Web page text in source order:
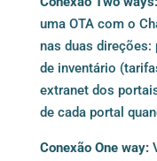
uma OTA com o
nas duas direções:
de inventário
extranet dos
de cada portal
Conexão One way: